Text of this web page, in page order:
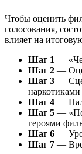
Чтобы оценить
голосования,
влияет на
Шаг 1 —
Шаг 2 —
Шаг 3 —
наркотиками
Шаг 4 —
Шаг 5 —
героями
Шаг 6 —
Шаг 7 —